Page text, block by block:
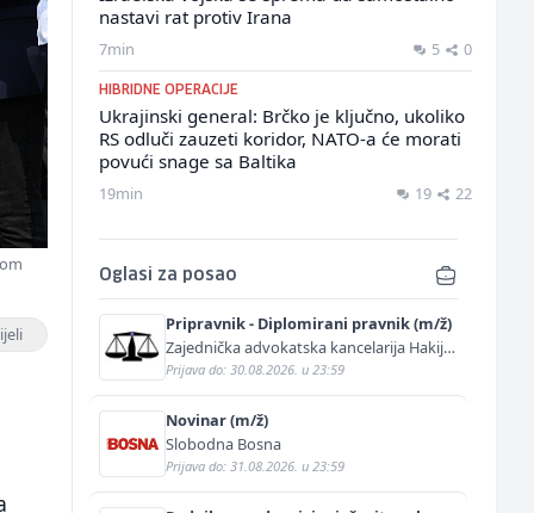
nastavi rat protiv Irana
7min 5 0
HIBRIDNE OPERACIJE
Ukrajinski general: Brčko je ključno, ukoliko
RS odluči zauzeti koridor, NATO-a će morati
povući snage sa Baltika
19min 19 22
Oglasi za posao
Pripravnik - Diplomirani pravnik (m/ž)
Zajednička advokatska kancelarija Hakija
Kurtović i Adis Kurtović
Prijava do: 30.08.2026. u 23:59
Novinar (m/ž)
Slobodna Bosna
Prijava do: 31.08.2026. u 23:59